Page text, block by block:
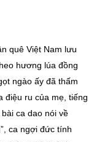
quê Việt Nam lưu
hương lúa đồng
ngào ấy đã thấm
điệu ru của mẹ, tiếng
ca dao nói về
ca ngợi đức tính